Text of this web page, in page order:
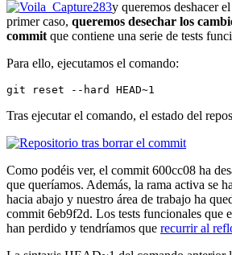
y queremos deshacer
primer caso, queremos desechar los
commit que contiene una serie de tests
Para ello, ejecutamos el comando:
git reset --hard HEAD~1
Tras ejecutar el comando, el estado del
Como podéis ver, el commit 600cc08 ha
que queríamos. Además, la rama activa se
hacia abajo y nuestro área de trabajo ha
commit 6eb9f2d. Los tests funcionales que
han perdido y tendríamos que recurrir al